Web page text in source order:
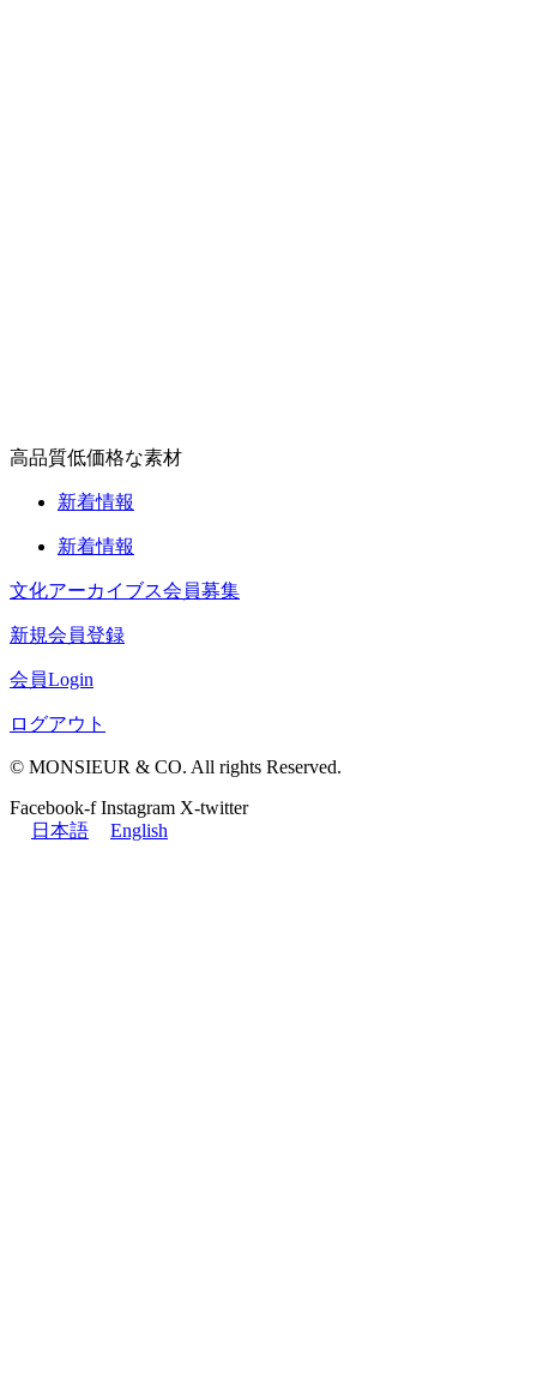
高品質低価格な素材
新着情報
新着情報
文化アーカイブス会員募集
新規会員登録
会員Login
ログアウト
© MONSIEUR & CO. All rights Reserved.
Facebook-f Instagram X-twitter
日本語
English